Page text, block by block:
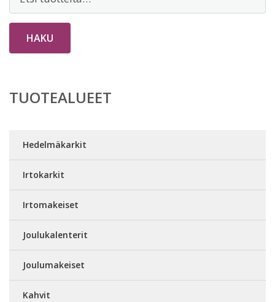
HAKU
TUOTEALUEET
Hedelmäkarkit
Irtokarkit
Irtomakeiset
Joulukalenterit
Joulumakeiset
Kahvit